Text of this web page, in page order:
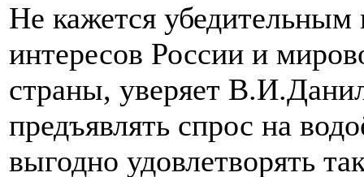
Не кажется убедительным
интересов России и
страны, уверяет
предъявлять спрос на
выгодно удовлетворять